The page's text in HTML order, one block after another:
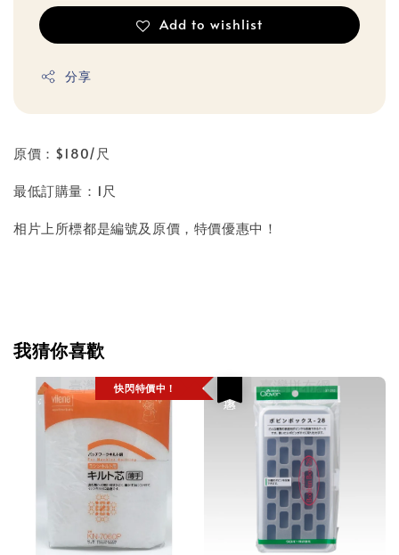
Add to wishlist
分享
原價：$180/尺
最低訂購量：1尺
相片上所標都是編號及原價，特價優惠中！
我猜你喜歡
快閃特價中！